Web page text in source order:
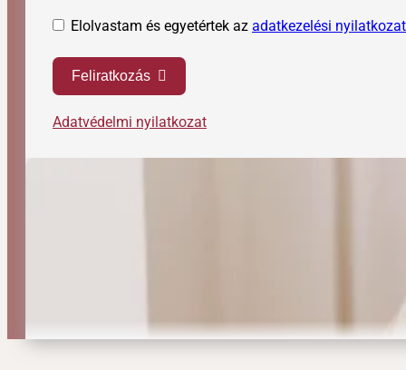
Elolvastam és egyetértek az adatkezelési
Feliratkozás
Adatvédelmi nyilatkozat